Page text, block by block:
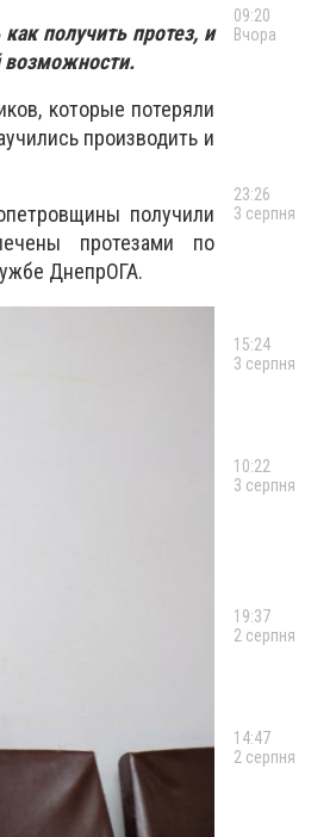
получить протез, и
возможности.
которые потеряли
производить и
получили
протезами по
ДнепрОГА.
09:20
Вчора
23:26
3 серпня
15:24
3 серпня
10:22
3 серпня
19:37
2 серпня
14:47
2 серпня